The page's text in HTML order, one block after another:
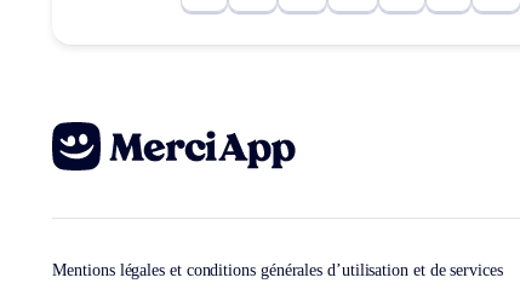
Mentions légales et conditions générales d’utilisation et de services